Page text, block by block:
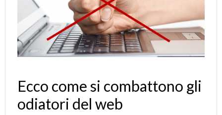
Ecco come si combattono gli
odiatori del web